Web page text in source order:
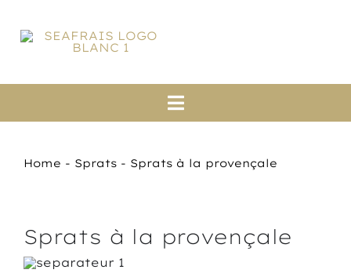
contenu
Toggle
Boutique en ligne
Home - Sprats- Sprats à la provençale
Sprats à la provençale